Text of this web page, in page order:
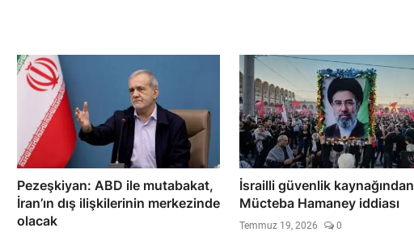
Pezeşkiyan: ABD ile mutabakat,
İran’ın dış ilişkilerinin merkezinde
olacak
İsrailli güvenlik kaynağından
Mücteba Hamaney iddiası
Temmuz 19, 2026 0